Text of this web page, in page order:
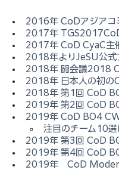
2016年 CoDアジアコ
2017年
2017年 CoD CyaC主
2018年よりJeSU公式
2018年 闘会議2018
2018年 日本人の初
2018年 第1回 CoD
2019年 第2回 CoD
2019年 CoD BO4
注目のチーム10選
2019年 第3回 CoD
2019年 第4回 CoD
2019年　CoD